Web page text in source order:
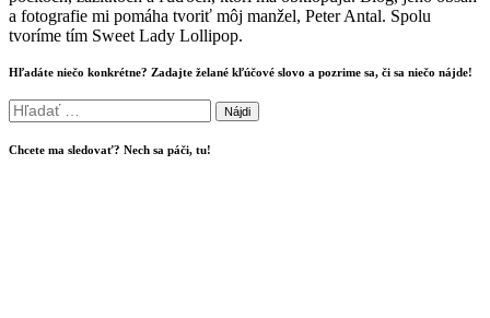
a fotografie mi pomáha tvoriť môj manžel, Peter Antal. Spolu
tvoríme tím Sweet Lady Lollipop.
Hľadáte niečo konkrétne? Zadajte želané kľúčové slovo a pozrime sa, či sa niečo nájde!
Hľadať:
Chcete ma sledovať? Nech sa páči, tu!